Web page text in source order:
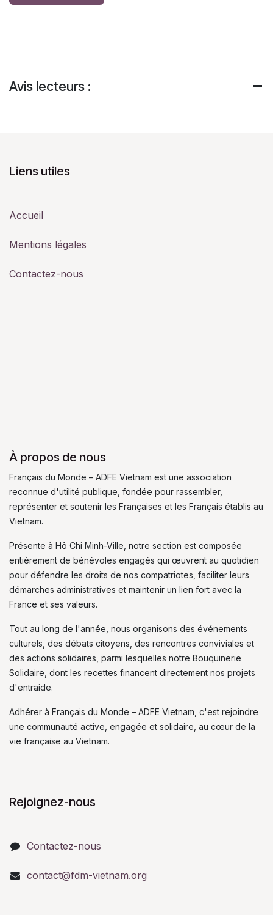
Avis lecteurs :
Liens utiles
Accueil
Mentions légales
Contactez-nous
À propos de nous
Français du Monde – ADFE Vietnam est une association
reconnue d'utilité publique, fondée pour rassembler,
représenter et soutenir les Françaises et les Français établis au
Vietnam.
Présente à Hô Chi Minh-Ville, notre section est composée
entièrement de bénévoles engagés qui œuvrent au quotidien
pour défendre les droits de nos compatriotes, faciliter leurs
démarches administratives et maintenir un lien fort avec la
France et ses valeurs.
Tout au long de l'année, nous organisons des événements
culturels, des débats citoyens, des rencontres conviviales et
des actions solidaires, parmi lesquelles notre Bouquinerie
Solidaire, dont les recettes financent directement nos projets
d'entraide.
Adhérer à Français du Monde – ADFE Vietnam, c'est rejoindre
une communauté active, engagée et solidaire, au cœur de la
vie française au Vietnam.
Rejoignez-nous
Contactez-nous
contact@fdm-vietnam.org